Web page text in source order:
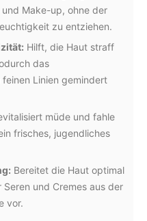
Make-up, ohne der
zu entziehen.
Hilft, die Haut straff
das
Linien gemindert
müde und fahle
frisches, jugendliches
Bereitet die Haut optimal
und Cremes aus der
vor.